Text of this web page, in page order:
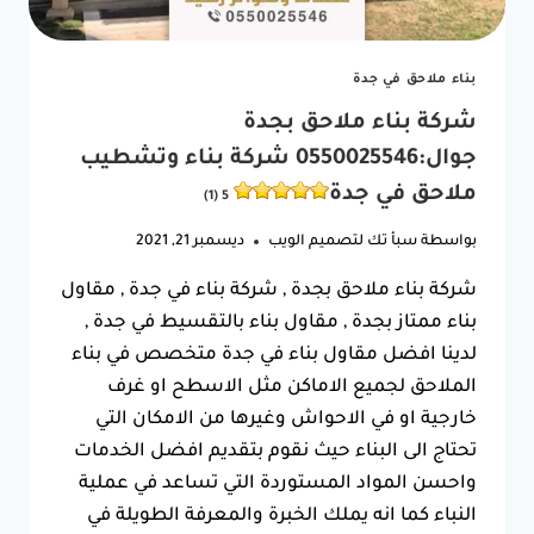
مقاول
ترميمات
(1)
بناء ملاحق في جدة
شركة بناء ملاحق بجدة
جوال:0550025546 شركة بناء وتشطيب
ملاحق في جدة
5 (1)
بواسطة سبأ تك لتصميم الويب ديسمبر 21, 2021
شركة بناء ملاحق بجدة , شركة بناء في جدة , مقاول
بناء ممتاز بجدة , مقاول بناء بالتقسيط في جدة ,
لدينا افضل مقاول بناء في جدة متخصص في بناء
الملاحق لجميع الاماكن مثل الاسطح او غرف
خارجية او في الاحواش وغيرها من الامكان التي
تحتاج الى البناء حيث نقوم بتقديم افضل الخدمات
واحسن المواد المستوردة التي تساعد في عملية
النباء كما انه يملك الخبرة والمعرفة الطويلة في